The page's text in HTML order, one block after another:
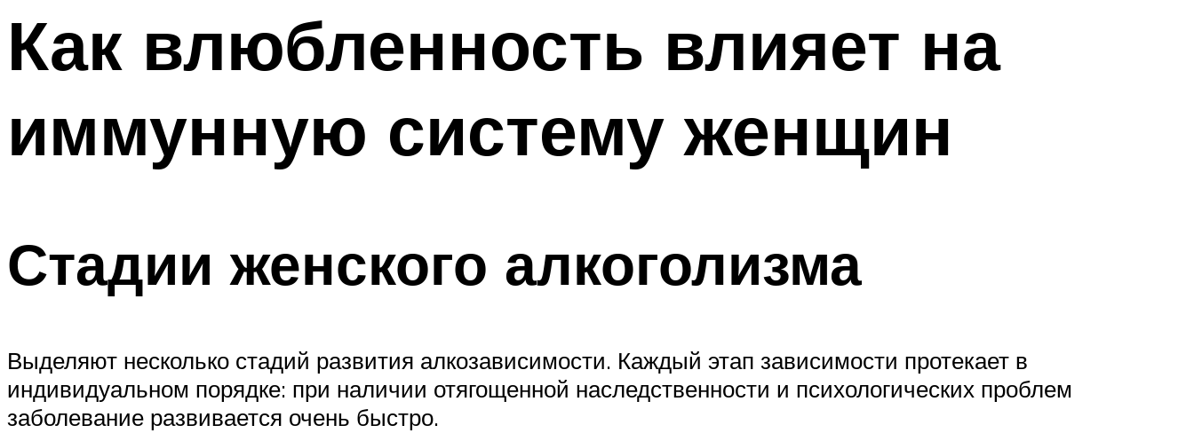
Как влюбленность влияет на
иммунную систему женщин
Стадии женского алкоголизма
Выделяют несколько стадий развития алкозависимости. Каждый этап зависимости протекает в
индивидуальном порядке: при наличии отягощенной наследственности и психологических проблем
заболевание развивается очень быстро.